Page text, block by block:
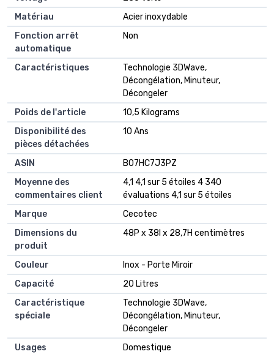
Matériau
‎Acier inoxydable
Fonction arrêt
automatique
‎Non
Caractéristiques
‎Technologie 3DWave,
Décongélation, Minuteur,
Décongeler
Poids de l'article
‎10,5 Kilograms
Disponibilité des
pièces détachées
‎10 Ans
ASIN
B07HC7J3PZ
Moyenne des
commentaires client
4,1 4,1 sur 5 étoiles 4 340
évaluations 4,1 sur 5 étoiles
Marque
Cecotec
Dimensions du
produit
48P x 38l x 28,7H centimètres
Couleur
Inox - Porte Miroir
Capacité
20 Litres
Caractéristique
spéciale
Technologie 3DWave,
Décongélation, Minuteur,
Décongeler
Usages
Domestique